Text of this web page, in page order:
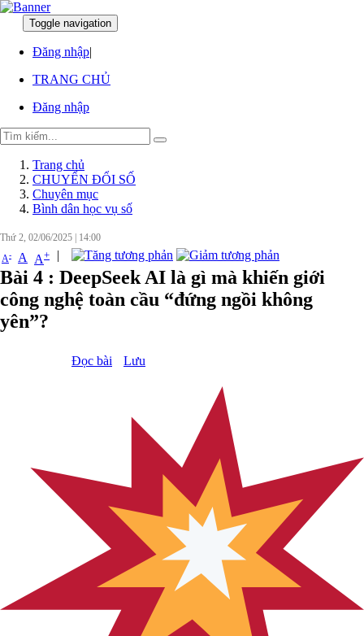
Toggle navigation
Đăng nhập|
TRANG CHỦ
Đăng nhập
Trang chủ
CHUYỂN ĐỔI SỐ
Chuyên mục
Bình dân học vụ số
Thứ 2, 02/06/2025
14:00
A- A A+ |
Bài 4 : DeepSeek AI là gì mà khiến giới
công nghệ toàn cầu “đứng ngồi không
yên”?
Đọc bài Lưu